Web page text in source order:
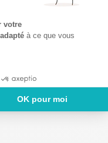
merci les vetos